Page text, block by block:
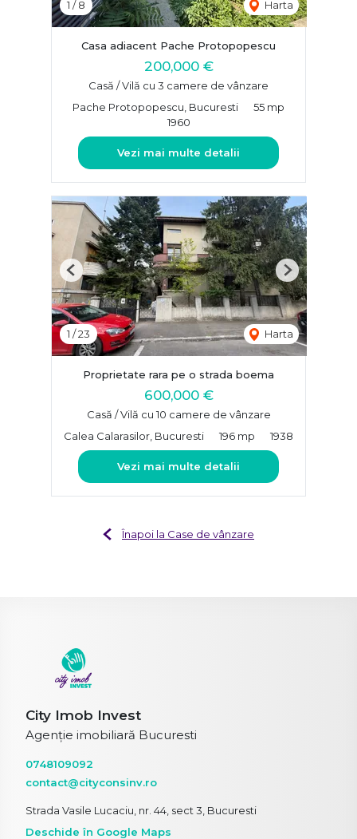
1 /8 Harta
Casa adiacent Pache Protopopescu
200,000 €
Casă / Vilă cu 3 camere de vânzare
Pache Protopopescu, Bucuresti
55 mp
1960
Vezi mai multe detalii
1 /23 Harta
Previous Next
Proprietate rara pe o strada boema
600,000 €
Casă / Vilă cu 10 camere de vânzare
Calea Calarasilor, Bucuresti
196 mp 1938
Vezi mai multe detalii
Înapoi la Case de vânzare
City Imob Invest
Agenție imobiliară Bucuresti
0748109092
contact@cityconsinv.ro
Strada Vasile Lucaciu, nr. 44, sect 3, Bucuresti
Deschide în Google Maps